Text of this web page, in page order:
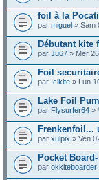
foil à la
par miguel » Sam
Débutant kite
par Ju67 » Mer
Foil
par Icikite » Lun
Lake Foil
par Flysurfer64 »
Frenkenfoil...
par xulpix » Ven
Pocket
par okkiteboarder